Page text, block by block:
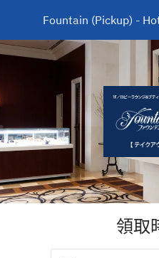
Fountain (Pickup) -
領取